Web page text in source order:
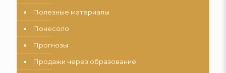
Полезные материалы
Понесоло
Прогнозы
Продажи через образование